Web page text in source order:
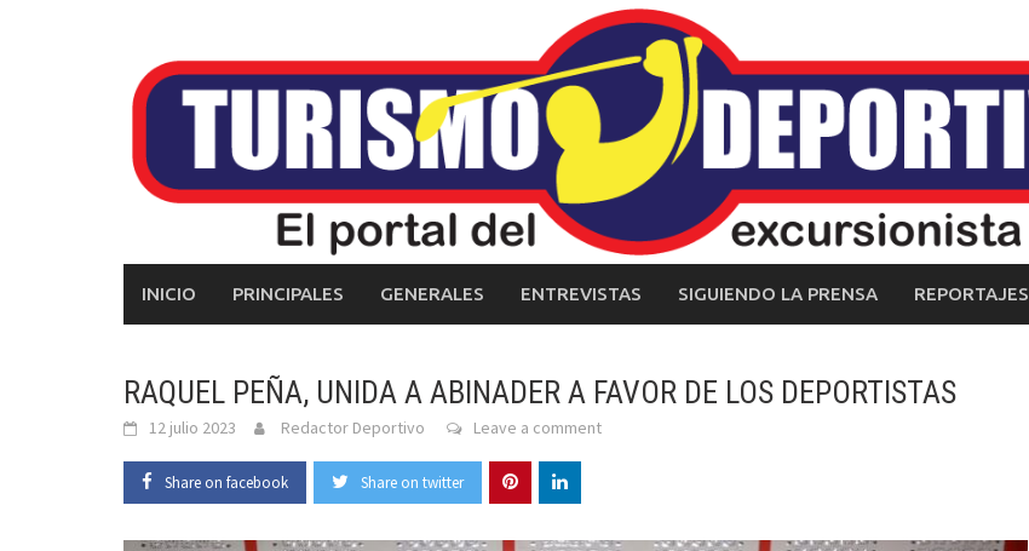
INICIO PRINCIPALES GENERALES ENTREVISTAS SIGUIENDO LA PRENSA REPORTAJES
RAQUEL PEÑA, UNIDA A ABINADER A FAVOR DE LOS DEPORTISTAS
12 julio 2023 Redactor Deportivo Leave a comment
Share on facebook Share on twitter